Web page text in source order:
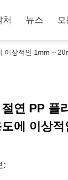
처 뉴스
이상적인 1mm ~
연 PP 플
에 이상
: